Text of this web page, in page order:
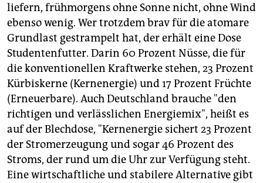
liefern, frühmorgens ohne Sonne nicht, ohne Wind
ebenso wenig. Wer trotzdem brav für die atomare
Grundlast gestrampelt hat, der erhält eine Dose
Studentenfutter. Darin 60 Prozent Nüsse, die für
die konventionellen Kraftwerke stehen, 23 Prozent
Kürbiskerne (Kernenergie) und 17 Prozent Früchte
(Erneuerbare). Auch Deutschland brauche "den
richtigen und verlässlichen Energiemix", heißt es
auf der Blechdose, "Kernenergie sichert 23 Prozent
der Stromerzeugung und sogar 46 Prozent des
Stroms, der rund um die Uhr zur Verfügung steht.
Eine wirtschaftliche und stabilere Alternative gibt